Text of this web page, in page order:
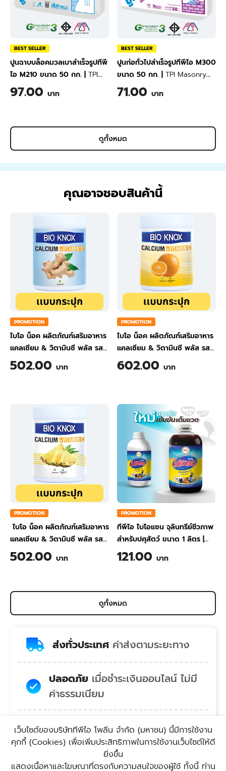
BEST SELLER
ปูนฉาบบล็อคมวลเบาสำเร็จรูปทีพี
ไอ M210 ขนาด 50 กก.
TPI
Lightweight Block Plastering
Mortar M210 50 kg
97.00 บาท
BEST SELLER
ปูนก่อทั่วไปสำเร็จรูปทีพีไอ M300
ขนาด 50 กก.
TPI Masonry
Mortar M300 50 kg
71.00 บาท
ดูทั้งหมด
คุณอาจชอบสินค้านี้
PROMOTION
ไบโอ น็อค ผลิตภัณฑ์เสริมอาหาร
แคลเซียม & วิตามินซี พลัส รส
ขิง ขนาด 200 กรัม
502.00 บาท
PROMOTION
ไบโอ น็อค ผลิตภัณฑ์เสริมอาหาร
แคลเซียม & วิตามินซี พลัส รส
ส้ม ขนาด 200 กรัม
602.00 บาท
PROMOTION
ไบโอ น็อค ผลิตภัณฑ์เสริมอาหาร
แคลเซียม & วิตามินซี พลัส รส
สับปะรด ขนาด 200 กรัม
502.00 บาท
PROMOTION
ทีพีไอ ไบโอแซน จุลินทรีย์ชีวภาพ
สำหรับปศุสัตว์ ขนาด 1 ลิตร
TPI BIO-SAN Organic
Wastewater Treatment for
121.00 บาท
ดูทั้งหมด
ส่งทั่วประเทศ ค่าส่งตามระยะทาง
ปลอดภัย เมื่อชำระเงินออนไลน์ ไม่มี
ค่าธรรมเนียม
สบายใจ คอลเซ็นเตอร์พร้อมยินดี
บริการ
เว็บไซต์ของบริษัททีพีไอ โพลีน จํากัด (มหาชน) นี้มีการใช้งาน
คุกกี้ (Cookies) เพื่อเพิ่มประสิทธิภาพในการใช้งานเว็บไซต์ให้ดี
ยิ่งขึ้น
แสดงเนื้อหาและโฆษณาที่ตรงกับความสนใจของผู้ใช้ ทั้งนี้ ท่าน